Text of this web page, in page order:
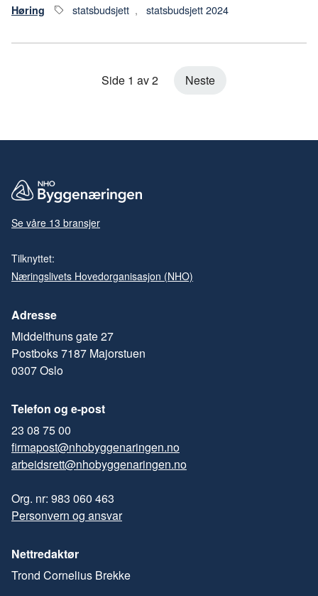
Høring statsbudsjett , statsbudsjett 2024
Side 1 av 2 Neste
Se våre 13 bransjer
Tilknyttet:
Næringslivets Hovedorganisasjon (NHO)
Adresse
Middelthuns gate 27
Postboks 7187 Majorstuen
0307 Oslo
Telefon og e-post
23 08 75 00
firmapost@nhobyggenaringen.no
arbeidsrett@nhobyggenaringen.no
Org. nr: 983 060 463
Personvern og ansvar
Nettredaktør
Trond Cornelius Brekke